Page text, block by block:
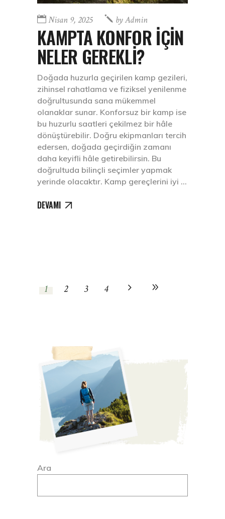
Nisan 9, 2025 byAdmin
KAMPTA KONFOR İÇİN
NELER GEREKLİ?
Doğada huzurla geçirilen kamp gezileri,
zihinsel rahatlama ve fiziksel yenilenme
doğrultusunda sana mükemmel
olanaklar sunar. Konforsuz bir kamp ise
bu huzurlu saatleri çekilmez bir hâle
dönüştürebilir. Doğru ekipmanları tercih
edersen, doğada geçirdiğin zamanı
daha keyifli hâle getirebilirsin. Bu
doğrultuda bilinçli seçimler yapmak
yerinde olacaktır. Kamp gereçlerini iyi
DEVAMI
1 2 3 4
Ara